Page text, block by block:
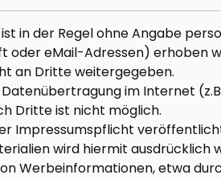
in der Regel ohne Angabe
oder eMail-Adressen) erhoben
an Dritte weitergegeben.
im Internet
Dritte ist nicht möglich.
Impressumspflicht
wird hiermit
Werbeinformationen, etwa